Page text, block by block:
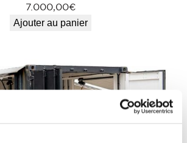
7.000,00€
Ajouter au panier